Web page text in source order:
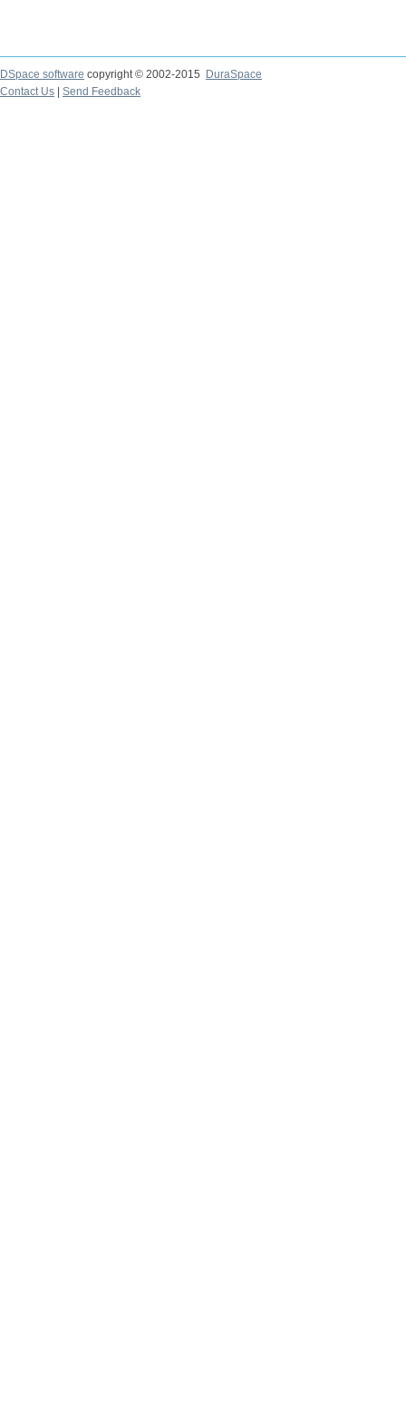
DSpace software copyright © 2002-2015
DuraSpace
Contact Us
Send Feedback